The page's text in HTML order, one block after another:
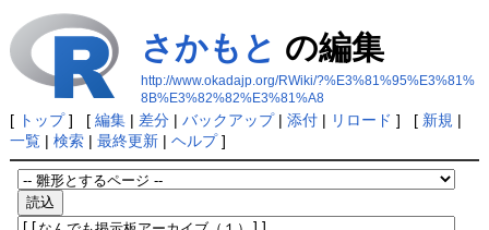
さかもと の編集
http://www.okadajp.org/RWiki/?%E3%81%95%E3%81%
8B%E3%82%82%E3%81%A8
[ トップ] [ 編集| 差分| バックアップ| 添付| リロード ] [ 新規 |
一覧| 検索| 最終更新| ヘルプ]